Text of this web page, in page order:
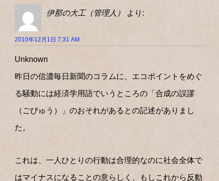
伊那の大工（管理人） より:
2010年12月1日 7:31 AM
Unknown
昨日の信濃毎日新聞のコラムに、エコポイントをめぐ
る騒動には経済学用語でいうところの「合成の誤謬
（ごびゅう）」のおそれがあるとの記述がありまし
た。
これは、一人ひとりの行動は合理的なのに社会全体で
はマイナスになることの意らしく、もしこれから反動